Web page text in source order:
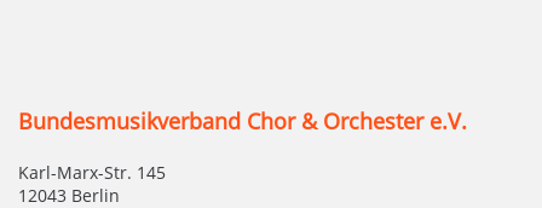
Bundesmusikverband Chor & Orchester e.V.
Karl-Marx-Str. 145
12043 Berlin